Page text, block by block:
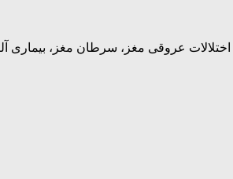
عروقی مغز، سرطان مغز، بیماری